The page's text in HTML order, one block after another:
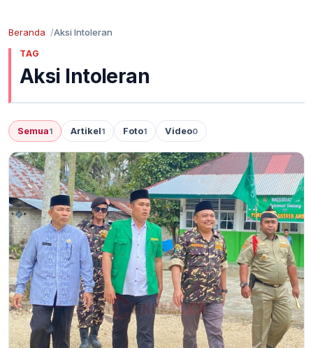
Beranda Aksi Intoleran
TAG
Aksi Intoleran
Semua1 Artikel1 Foto1 Video0